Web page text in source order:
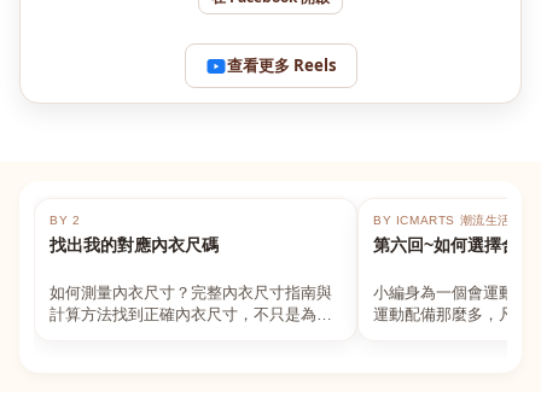
查看更多 Reels
BY 2
找出我的對應內衣尺碼
如何測量內衣尺寸？完整內衣尺寸指南與
計算方法找到正確內衣尺寸，不只是為了
BY ICMARTS 潮流生活百貨
第六回~如何選擇合適
小編身為一個會運動的
運動配備那麼多，凡舉